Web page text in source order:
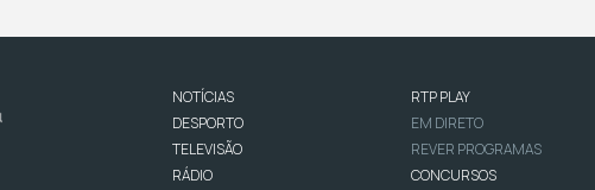
NOTÍCIAS
DESPORTO
TELEVISÃO
RÁDIO
RTP PLAY
EM DIRETO
REVER PROGRAMAS
CONCURSOS